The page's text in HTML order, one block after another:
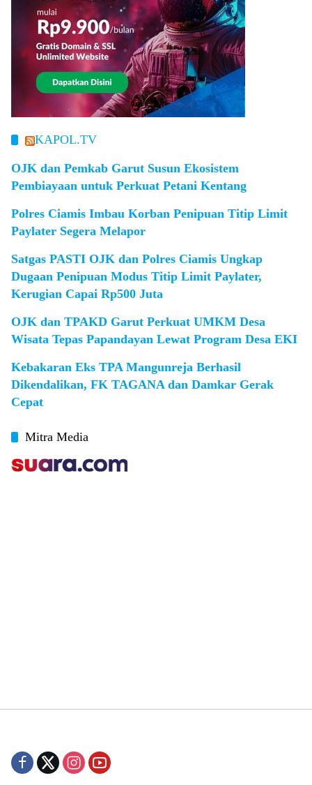
KAPOL.TV
OJK dan Pemkab Garut Susun Ekosistem
Pembiayaan untuk Perkuat Petani Kentang
Polres Ciamis Imbau Korban Penipuan Titip Limit
Paylater Segera Melapor
Satgas PASTI OJK dan Polres Ciamis Ungkap
Dugaan Penipuan Modus Titip Limit Paylater,
Kerugian Capai Rp500 Juta
OJK dan TPAKD Garut Perkuat UMKM Desa
Wisata Tepas Papandayan Lewat Program Desa EKI
Kebakaran Eks TPA Mangunreja Berhasil
Dikendalikan, FK TAGANA dan Damkar Gerak
Cepat
Mitra Media